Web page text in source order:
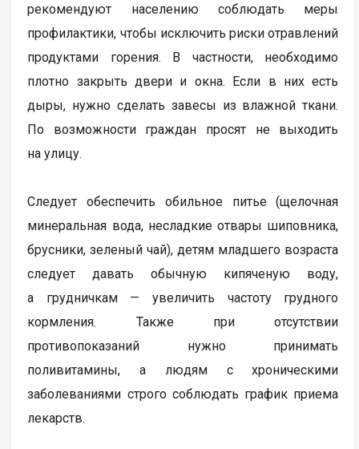
рекомендуют населению соблюдать меры
профилактики, чтобы исключить риски отравлений
продуктами горения. В частности, необходимо
плотно закрыть двери и окна. Если в них есть
дыры, нужно сделать завесы из влажной ткани.
По возможности граждан просят не выходить
на улицу.
Следует обеспечить обильное питье (щелочная
минеральная вода, несладкие отвары шиповника,
брусники, зеленый чай), детям младшего возраста
следует давать обычную кипяченую воду,
а грудничкам — увеличить частоту грудного
кормления. Также при отсутствии
противопоказаний нужно принимать
поливитамины, а людям с хроническими
заболеваниями строго соблюдать график приема
лекарств.